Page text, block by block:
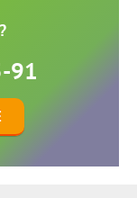
91